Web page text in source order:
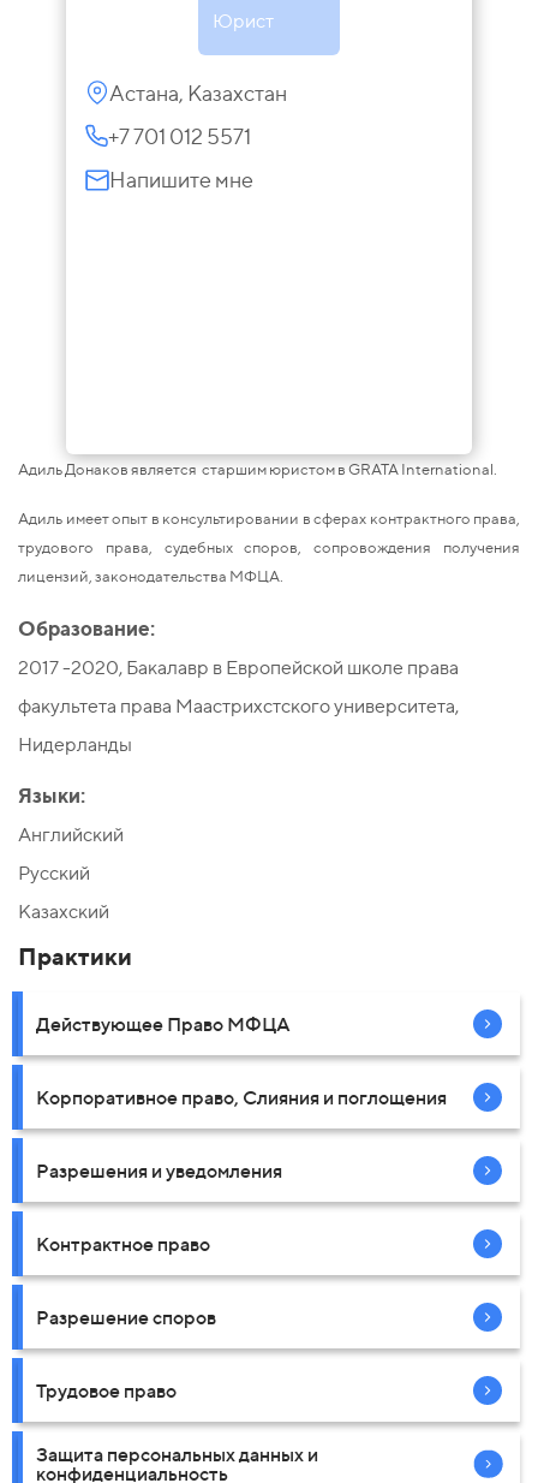
Юрист
Астана, Казахстан
+7 701 012 5571
Напишите мне
Адиль Донаков является старшим юристом в GRATA International.
Адиль имеет опыт в консультировании в сферах контрактного права,
трудового права, судебных споров, сопровождения получения
лицензий, законодательства МФЦА.
Образование:
2017 -2020, Бакалавр в Европейской школе права
факультета права Маастрихстского университета,
Нидерланды
Языки:
Английский
Русский
Казахский
Практики
Действующее Право МФЦА
Корпоративное право, Слияния и поглощения
Разрешения и уведомления
Контрактное право
Разрешение споров
Трудовое право
Защита персональных данных и
конфиденциальность